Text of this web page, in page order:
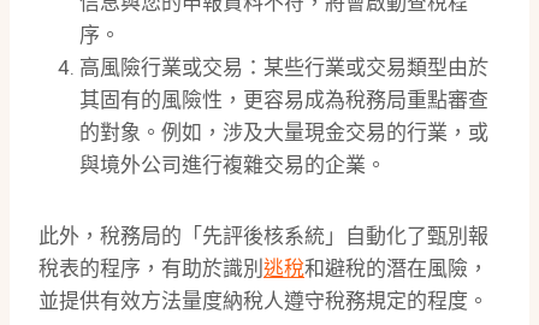
序。
高風險行業或交易：某些行業或交易類型由於
其固有的風險性，更容易成為稅務局重點審查
的對象。例如，涉及大量現金交易的行業，或
與境外公司進行複雜交易的企業。
此外，稅務局的「先評後核系統」自動化了甄別報
稅表的程序，有助於識別 逃稅和避稅的潛在風險，
並提供有效方法量度納稅人遵守稅務規定的程度。